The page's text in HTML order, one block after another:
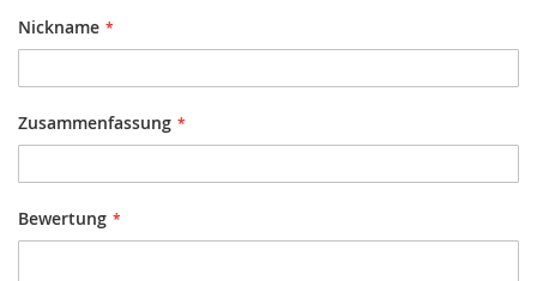
Nickname
Zusammenfassung
Bewertung